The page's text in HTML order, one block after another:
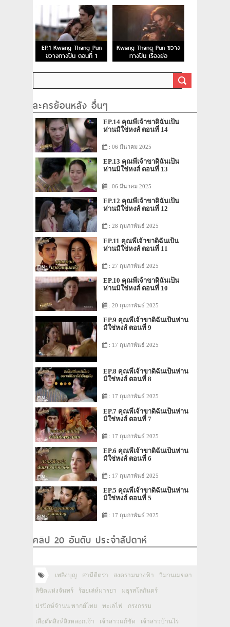
EP.1 Kwang Thang Pun
ขวางทางปืน ตอนที่ 1
Kwang Thang Pun ขวาง
ทางปืน เรื่องย่อ
ละครย้อนหลัง อื่นๆ
EP.14 คุณพี่เจ้าขาดิฉันเป็น
ห่านมิใช่หงส์ ตอนที่ 14
: 06 มีนาคม 2025
EP.13 คุณพี่เจ้าขาดิฉันเป็น
ห่านมิใช่หงส์ ตอนที่ 13
: 06 มีนาคม 2025
EP.12 คุณพี่เจ้าขาดิฉันเป็น
ห่านมิใช่หงส์ ตอนที่ 12
: 28 กุมภาพันธ์ 2025
EP.11 คุณพี่เจ้าขาดิฉันเป็น
ห่านมิใช่หงส์ ตอนที่ 11
: 27 กุมภาพันธ์ 2025
EP.10 คุณพี่เจ้าขาดิฉันเป็น
ห่านมิใช่หงส์ ตอนที่ 10
: 20 กุมภาพันธ์ 2025
EP.9 คุณพี่เจ้าขาดิฉันเป็นห่าน
มิใช่หงส์ ตอนที่ 9
: 17 กุมภาพันธ์ 2025
EP.8 คุณพี่เจ้าขาดิฉันเป็นห่าน
มิใช่หงส์ ตอนที่ 8
: 17 กุมภาพันธ์ 2025
EP.7 คุณพี่เจ้าขาดิฉันเป็นห่าน
มิใช่หงส์ ตอนที่ 7
: 17 กุมภาพันธ์ 2025
EP.6 คุณพี่เจ้าขาดิฉันเป็นห่าน
มิใช่หงส์ ตอนที่ 6
: 17 กุมภาพันธ์ 2025
EP.5 คุณพี่เจ้าขาดิฉันเป็นห่าน
มิใช่หงส์ ตอนที่ 5
: 17 กุมภาพันธ์ 2025
คลิป 20 อันดับ ประจำสัปดาห์
เพลิงบุญ สามีตีตรา สงครามนางฟ้า วิมานเมขลา
ลิขิตแห่งจันทร์ ร้อยเล่ห์มารยา มธุรสโลกันตร์
ปรปักษ์จำนน พากย์ไทย ทะเลไฟ กรงกรรม
เสือตัดสิงห์ลิงหลอกเจ้า เจ้าสาวแก้ขัด เจ้าสาวบ้านไร่